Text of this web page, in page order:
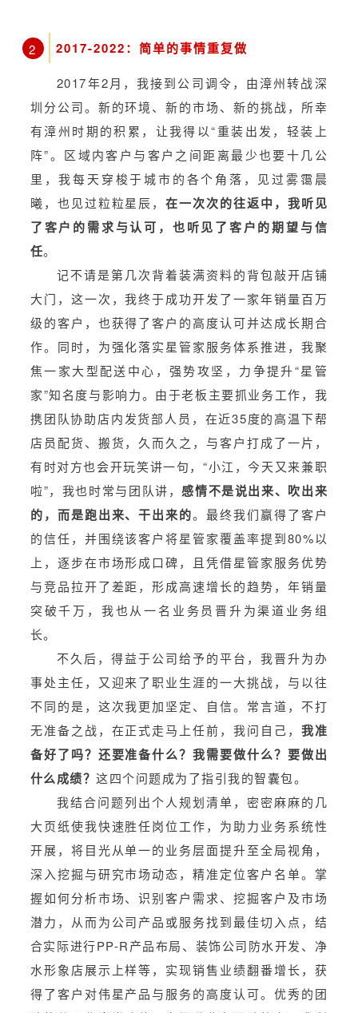
2 2017-2022：简单的事情重复做
2017年2月，我接到公司调令，由漳州转战深
圳分公司。新的环境、新的市场、新的挑战，所幸
有漳州时期的积累，让我得以“重装出发，轻装上
阵”。区域内客户与客户之间距离最少也要十几公
里，我每天穿梭于城市的各个角落，见过雾霭晨
曦，也见过粒粒星辰，在一次次的往返中，我听见
了客户的需求与认可，也听见了客户的期望与信
任。
记不请是第几次背着装满资料的背包敲开店铺
大门，这一次，我终于成功开发了一家年销量百万
级的客户，也获得了客户的高度认可并达成长期合
作。同时，为强化落实星管家服务体系推进，我聚
焦一家大型配送中心，强势攻坚，力争提升“星管
家”知名度与影响力。由于老板主要抓业务工作，我
携团队协助店内发货部人员，在近35度的高温下帮
店员配货、搬货，久而久之，与客户打成了一片，
有时对方也会开玩笑讲一句，“小江，今天又来兼职
啦”，我也时常与团队讲，感情不是说出来、吹出来
的，而是跑出来、干出来的。最终我们赢得了客户
的信任，并围绕该客户将星管家覆盖率提到80%以
上，逐步在市场形成口碑，且凭借星管家服务优势
与竞品拉开了差距，形成高速增长的趋势，年销量
突破千万，我也从一名业务员晋升为渠道业务组
长。
不久后，得益于公司给予的平台，我晋升为办
事处主任，又迎来了职业生涯的一大挑战，与以往
不同的是，这次我更加坚定、自信。常言道，不打
无准备之战，在正式走马上任前，我问自己， 我准
备好了吗？还要准备什么？我需要做什么？要做出
什么成绩？这四个问题成为了指引我的智囊包。
我结合问题列出个人规划清单，密密麻麻的几
大页纸使我快速胜任岗位工作，为助力业务系统性
开展，将目光从单一的业务层面提升至全局视角，
深入挖掘与研究市场动态，精准定位客户名单。掌
握如何分析市场、识别客户需求、挖掘客户及市场
潜力，从而为公司产品或服务找到最佳切入点，结
合实际进行PP-R产品布局、装饰公司防水开发、净
水形象店展示上样等，实现销售业绩翻番增长，获
得了客户对伟星产品与服务的高度认可。优秀的团